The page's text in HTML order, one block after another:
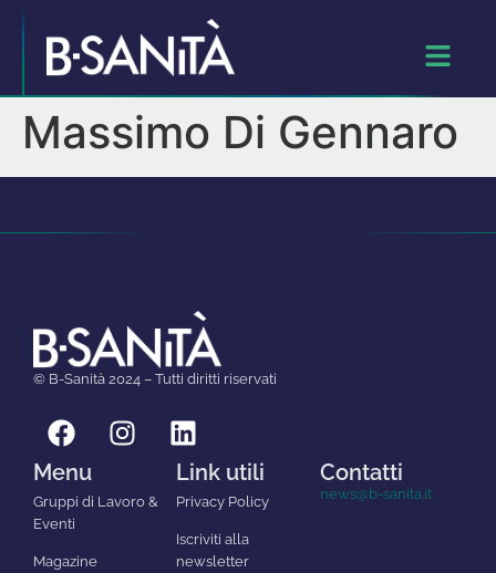
Massimo Di Gennaro
© B-Sanità 2024 – Tutti diritti riservati
Menu
Gruppi di Lavoro &
Eventi
Magazine
Link utili
Privacy Policy
Iscriviti alla
newsletter
Contatti
news@b-sanita.it